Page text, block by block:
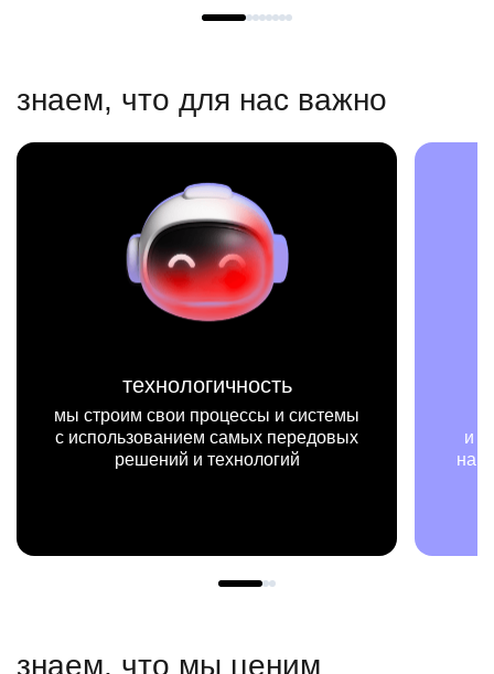
знаем, что для нас важно
миссия
мы на конкретных цифрах
и примерах видим, как результаты
нашей работы меняют жизни людей
знаем, что мы ценим